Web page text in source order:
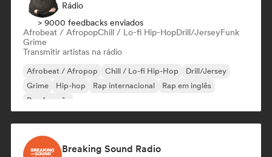
Rádio
> 9000 feedbacks enviados
Afrobeat / AfropopChill / Lo-fi Hip-HopDrill/JerseyFunk
Grime
Transmitir artistas na rádio
Afrobeat / Afropop Chill / Lo-fi Hip-Hop
Drill/Jersey
Grime
Hip-hop Rap internacional
Rap em inglês
Rap francês
Breaking Sound Radio